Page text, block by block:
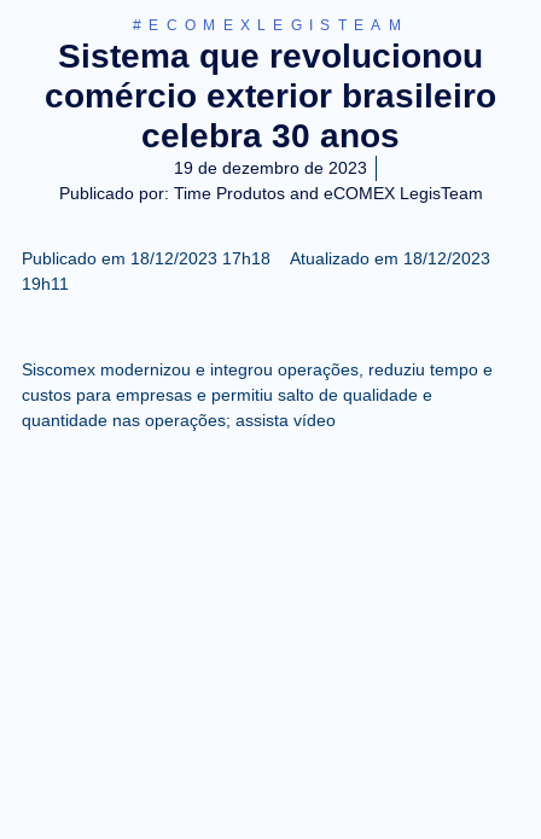
#ECOMEXLEGISTEAM
Sistema que revolucionou
comércio exterior brasileiro
celebra 30 anos
19 de dezembro de 2023
Publicado por: Time Produtos and eCOMEX LegisTeam
Publicado em 18/12/2023 17h18 Atualizado em 18/12/2023
19h11
Siscomex modernizou e integrou operações, reduziu tempo e
custos para empresas e permitiu salto de qualidade e
quantidade nas operações; assista vídeo